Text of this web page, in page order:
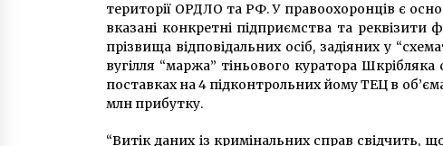
території ОРДЛО та РФ. У правоохоронців є
вказані конкретні підприємства та реквізити
прізвища відповідальних осіб, задіяних у
вугілля “маржа” тіньового куратора
поставках на 4 підконтрольних йому ТЕЦ в
млн прибутку.
“Витік даних із кримінальних справ свідчить,